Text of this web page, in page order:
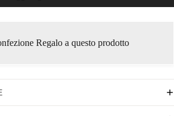
Regalo a questo prodotto